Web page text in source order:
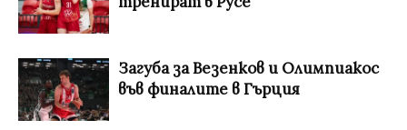
Загуба за Везенков и Олимпиакос
във финалите в Гърция